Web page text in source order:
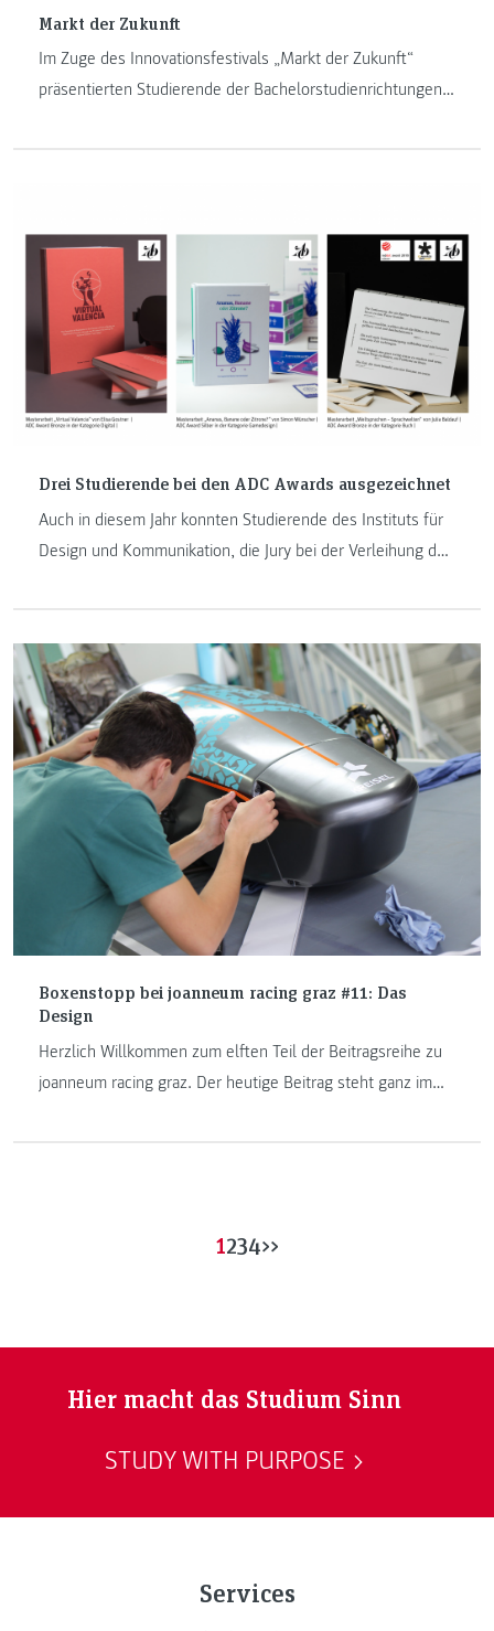
Markt der Zukunft
Im Zuge des Innovationsfestivals „Markt der Zukunft“
präsentierten Studierende der Bachelorstudienrichtungen
Drei Studierende bei den ADC Awards ausgezeichnet
Auch in diesem Jahr konnten Studierende des Instituts für
Design und Kommunikation, die Jury bei der Verleihung der
Boxenstopp bei joanneum racing graz #11: Das
Design
Herzlich Willkommen zum elften Teil der Beitragsreihe zu
joanneum racing graz. Der heutige Beitrag steht ganz im
1234>>
Hier macht das Studium Sinn
STUDY WITH PURPOSE
Services